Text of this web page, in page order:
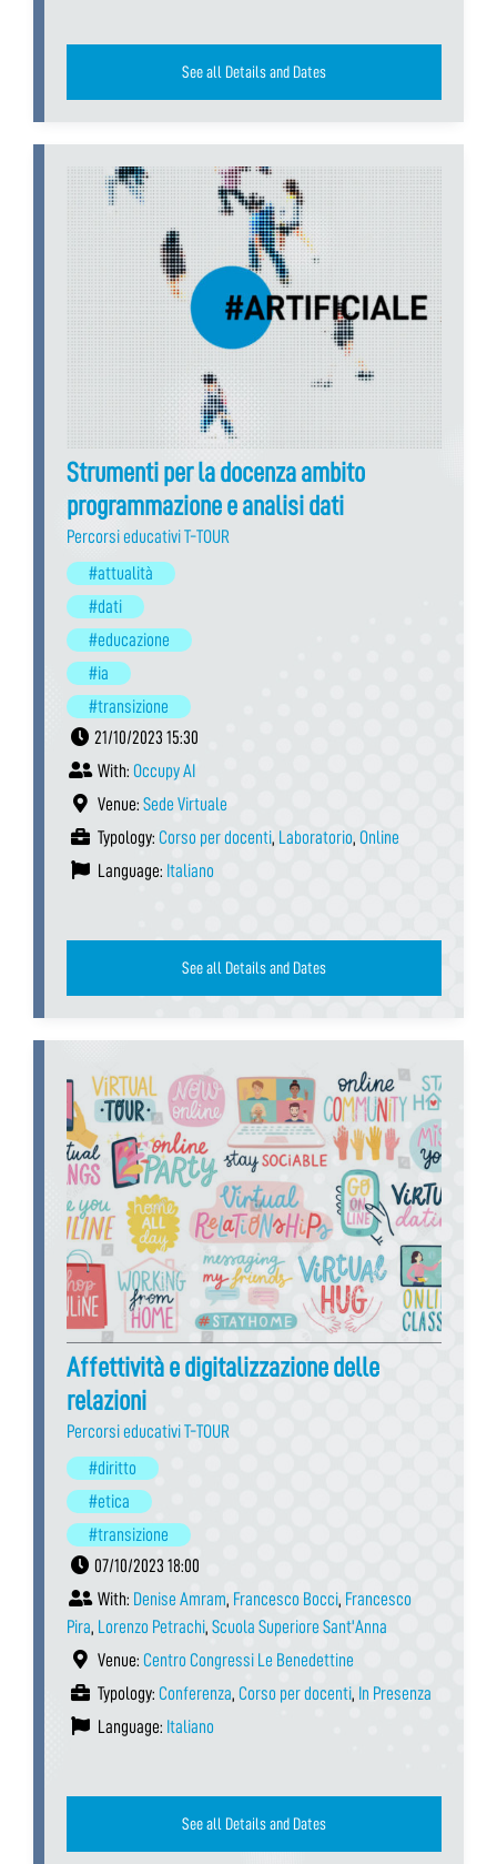
See all Details and Dates
Strumenti per la docenza ambito
programmazione e analisi dati
Percorsi educativi T-TOUR
#attualità
#dati
#educazione
#ia
#transizione
21/10/2023 15:30
With: Occupy AI
Venue: Sede Virtuale
Typology: Corso per docenti, Laboratorio, Online
Language: Italiano
See all Details and Dates
Affettività e digitalizzazione delle
relazioni
Percorsi educativi T-TOUR
#diritto
#etica
#transizione
07/10/2023 18:00
With: Denise Amram, Francesco Bocci, Francesco
Pira, Lorenzo Petrachi, Scuola Superiore Sant'Anna
Venue: Centro Congressi Le Benedettine
Typology: Conferenza, Corso per docenti, In Presenza
Language: Italiano
See all Details and Dates